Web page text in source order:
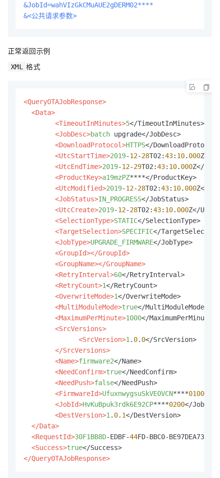
&JobId=wahVIzGkCMuAUE2gDERM02****
&<公共请求参数>
正常返回示例
XML 格式
<QueryOTAJobResponse>
<Data>
<TimeoutInMinutes>5</TimeoutInMinutes>
<JobDesc>batch upgrade</JobDesc>
<DownloadProtocol>HTTPS</DownloadProtocol>
<UtcStartTime>2019-12-28T02:43: 10. 000Z</
<UtcEndTime>2019-12-29T02:43: 10. 000Z</
<ProductKey>a19mzPZ****</ProductKey>
<UtcModified>2019-12-28T02:43: 10. 000Z</
<JobStatus>IN_PROGRESS</JobStatus>
<UtcCreate>2019-12-28T02:43: 10. 000Z</
<SelectionType>STATIC</SelectionType>
<TargetSelection>SPECIFIC</
<JobType>UPGRADE_FIRMWARE</JobType>
<GroupId></GroupId>
<GroupName></GroupName>
<RetryInterval>60</RetryInterval>
<RetryCount>1</RetryCount>
<OverwriteMode>1</OverwriteMode>
<MultiModuleMode>true</MultiModuleMode>
<MaximumPerMinute>1000</MaximumPerMinute>
<SrcVersions>
<SrcVersion>1 . 0. 0</SrcVersion>
</SrcVersions>
<Name>firmware2</Name>
<NeedConfirm>true</NeedConfirm>
<NeedPush>false</NeedPush>
<FirmwareId>UfuxnwygsuSkVE0VCN****0100
<JobId>HvKuBpuk3rdk6E92CP****0200</JobId>
<DestVersion>1 . 0. 1</DestVersion>
</Data>
<RequestId>30F1BB8D-EDBF-44FD-BBC0-
<Success>true
</QueryOTAJobResponse>